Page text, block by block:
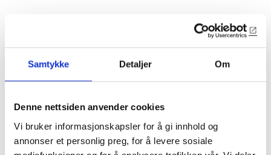
Samtykke Detaljer Om
Denne nettsiden anvender cookies
Vi bruker informasjonskapsler for å gi innhold og
annonser et personlig preg, for å levere sosiale
6142
28x190mm vannbrett